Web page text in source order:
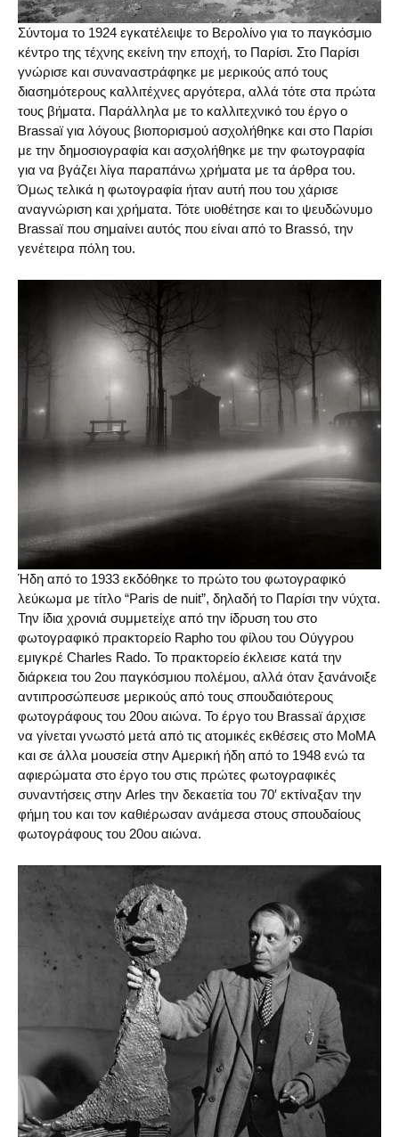
Σύντομα το 1924 εγκατέλειψε το Βερολίνο για το παγκόσμιο
κέντρο της τέχνης εκείνη την εποχή, το Παρίσι. Στο Παρίσι
γνώρισε και συναναστράφηκε με μερικούς από τους
διασημότερους καλλιτέχνες αργότερα, αλλά τότε στα πρώτα
τους βήματα. Παράλληλα με το καλλιτεχνικό του έργο ο
Brassaï για λόγους βιοπορισμού ασχολήθηκε και στο Παρίσι
με την δημοσιογραφία και ασχολήθηκε με την φωτογραφία
για να βγάζει λίγα παραπάνω χρήματα με τα άρθρα του.
Όμως τελικά η φωτογραφία ήταν αυτή που του χάρισε
αναγνώριση και χρήματα. Τότε υιοθέτησε και το ψευδώνυμο
Brassaï που σημαίνει αυτός που είναι από το Brassó, την
γενέτειρα πόλη του.
Ήδη από το 1933 εκδόθηκε το πρώτο του φωτογραφικό
λεύκωμα με τίτλο “Paris de nuit”, δηλαδή το Παρίσι την νύχτα.
Την ίδια χρονιά συμμετείχε από την ίδρυση του στο
φωτογραφικό πρακτορείο Rapho του φίλου του Ούγγρου
εμιγκρέ Charles Rado. Το πρακτορείο έκλεισε κατά την
διάρκεια του 2ου παγκόσμιου πολέμου, αλλά όταν ξανάνοιξε
αντιπροσώπευσε μερικούς από τους σπουδαιότερους
φωτογράφους του 20ου αιώνα. Το έργο του Brassaï άρχισε
να γίνεται γνωστό μετά από τις ατομικές εκθέσεις στο MoMA
και σε άλλα μουσεία στην Αμερική ήδη από το 1948 ενώ τα
αφιερώματα στο έργο του στις πρώτες φωτογραφικές
συναντήσεις στην Arles την δεκαετία του 70′ εκτίναξαν την
φήμη του και τον καθιέρωσαν ανάμεσα στους σπουδαίους
φωτογράφους του 20ου αιώνα.